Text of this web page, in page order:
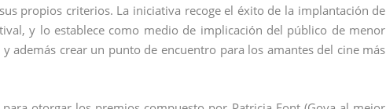
propios criterios. La iniciativa recoge el éxito de la implantación de
y lo establece como medio de implicación del público de menor
además crear un punto de encuentro para los amantes del cine más